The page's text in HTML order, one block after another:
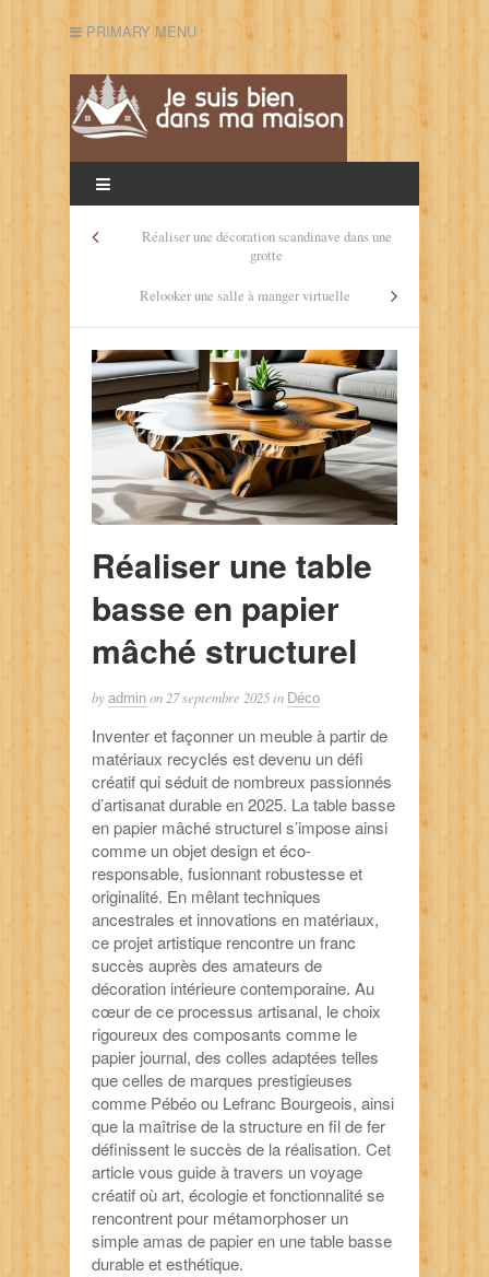
PRIMARY MENU
Réaliser une décoration scandinave dans une
grotte
Relooker une salle à manger virtuelle
Réaliser une table
basse en papier
mâché structurel
by admin on 27 septembre 2025 in Déco
Inventer et façonner un meuble à partir de
matériaux recyclés est devenu un défi
créatif qui séduit de nombreux passionnés
d’artisanat durable en 2025. La table basse
en papier mâché structurel s’impose ainsi
comme un objet design et éco-
responsable, fusionnant robustesse et
originalité. En mêlant techniques
ancestrales et innovations en matériaux,
ce projet artistique rencontre un franc
succès auprès des amateurs de
décoration intérieure contemporaine. Au
cœur de ce processus artisanal, le choix
rigoureux des composants comme le
papier journal, des colles adaptées telles
que celles de marques prestigieuses
comme Pébéo ou Lefranc Bourgeois, ainsi
que la maîtrise de la structure en fil de fer
définissent le succès de la réalisation. Cet
article vous guide à travers un voyage
créatif où art, écologie et fonctionnalité se
rencontrent pour métamorphoser un
simple amas de papier en une table basse
durable et esthétique.